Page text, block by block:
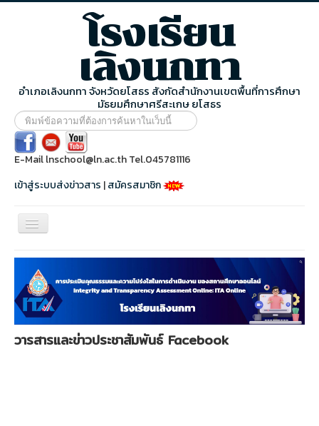
โรงเรียน
เลิงนกทา
อำเภอเลิงนกทา จังหวัดยโสธร สังกัดสำนักงานเขตพื้นที่การศึกษา
มัธยมศึกษาศรีสะเกษ ยโสธร
พิมพ์
ข้อความ
ที่
ต้องการ
ใน
E-Mail lnschool@ln.ac.th Tel.045781116
เข้าสู่ระบบส่งข่าวสาร |สมัครสมาชิก
สลับ
เน
ชั่น
หน้าแรก
ข้อมูลโรงเรียน
ข่าวประชาสัมพันธ์
บริการนักเรียน
วารสารและข่าวประชาสัมพันธ์ Facebook